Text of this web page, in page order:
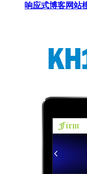
响应式博客网站